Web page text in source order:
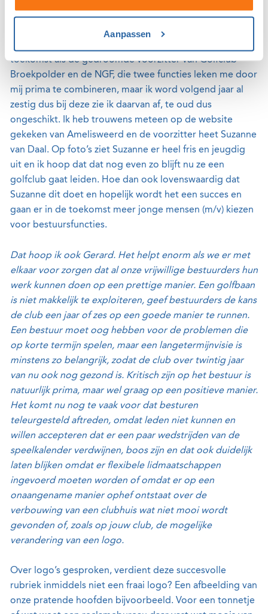
Aanpassen
Een voorzitter van een Nederlandse golfclub die pas 29
toekomst als de gedroomde voorzitter van Golfclub
Broekpolder en de NGF, die twee functies leken me door
mij prima te combineren, maar ik word volgend jaar al
zestig dus bij deze zie ik daarvan af, te oud dus
ongeschikt. Ik heb trouwens meteen op de website
gekeken van Amelisweerd en de voorzitter heet Suzanne
van Daal. Op foto’s ziet Suzanne er heel fris en jeugdig
uit en ik hoop dat dat nog even zo blijft nu ze een
golfclub gaat leiden. Hoe dan ook lovenswaardig dat
Suzanne dit doet en hopelijk wordt het een succes en
gaan er in de toekomst meer jonge mensen (m/v) kiezen
voor bestuursfuncties.
Dat hoop ik ook Gerard. Het helpt enorm als we er met
elkaar voor zorgen dat al onze vrijwillige bestuurders hun
werk kunnen doen op een prettige manier. Een golfbaan
is niet makkelijk te exploiteren, geef bestuurders de kans
de club een jaar of zes op een goede manier te runnen.
Een bestuur moet oog hebben voor de problemen die
op korte termijn spelen, maar een langetermijnvisie is
minstens zo belangrijk, zodat de club over twintig jaar
van nu ook nog gezond is. Kritisch zijn op het bestuur is
natuurlijk prima, maar wel graag op een positieve manier.
Het komt nu nog te vaak voor dat besturen
teleurgesteld aftreden, omdat leden niet kunnen en
willen accepteren dat er een paar wedstrijden van de
speelkalender verdwijnen, boos zijn en dat ook duidelijk
laten blijken omdat er flexibele lidmaatschappen
ingevoerd moeten worden of omdat er op een
onaangename manier ophef ontstaat over de
verbouwing van een clubhuis wat niet mooi wordt
gevonden of, zoals op jouw club, de mogelijke
verandering van een logo.
Over logo’s gesproken, verdient deze succesvolle
rubriek inmiddels niet een fraai logo? Een afbeelding van
onze pratende hoofden bijvoorbeeld. Voor een tonnetje